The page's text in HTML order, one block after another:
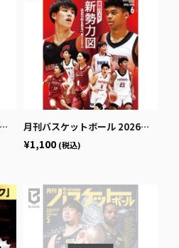
月刊バスケットボール 2026年6月号 (発売日2026年4月24日)
¥1,100 (税込)